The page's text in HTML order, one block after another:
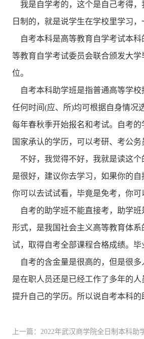
我是自学考的，这个是自己考得，
日制的，就是说学生在学校里学习
自考本科是高等教育自学考试本科
等教育自学考试委员会联合颁发大
位。
自考本科助学班是指普通高等学校
任何时间(应、所)均可根据自身情况
每年春秋季开始报名和考试。自考
国家承认的学历，可以考研、考公务
不好，我觉得不好，我就是读这个
是很好，建议你去学习，如果你的
你可以去试试看，毕竟是免考，你可
自考的助学班不能直接考，助学班
形式，是我国社会主义高等教育体
试，取得自考全部课程合格成绩。
自考的含金量是很高的，但是很多
是在职人员还是已经工作了多年的
提升自己的学历。所以说自考本科的
上一篇：2022年武汉商学院全日制本科助